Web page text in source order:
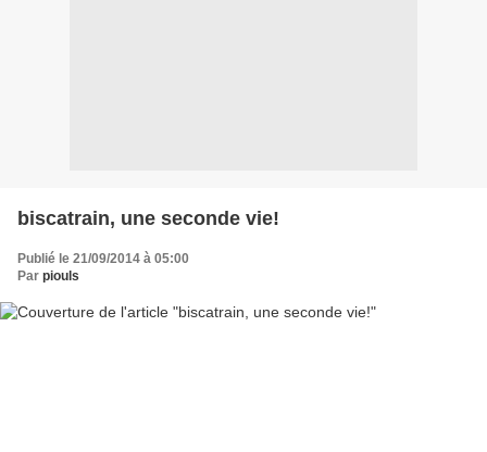
biscatrain, une seconde vie!
Publié le 21/09/2014 à 05:00
Par piouls